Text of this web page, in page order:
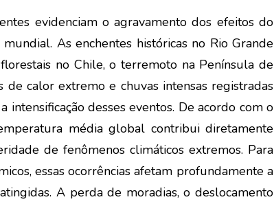
evidenciam o agravamento dos efeitos do
As enchentes históricas no Rio Grande
no Chile, o terremoto na Península de
de calor extremo e chuvas intensas registradas
intensificação desses eventos. De acordo com o
média global contribui diretamente
de fenômenos climáticos extremos. Para
essas ocorrências afetam profundamente a
A perda de moradias, o deslocamento